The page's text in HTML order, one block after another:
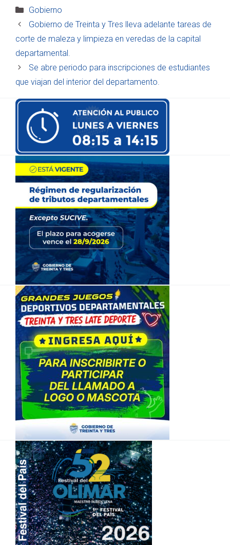
Categorías
Gobierno
Gobierno de Treinta y Tres lleva adelante tareas de
corte de maleza y limpieza en veredas de la capital
departamental.
Se abre periodo para inscripciones de estudiantes
que viajan del interior del departamento.